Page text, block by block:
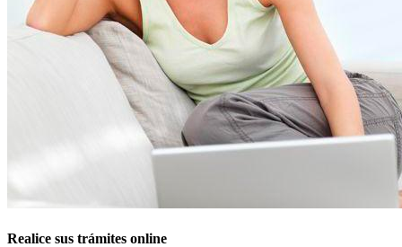
Realice sus trámites online